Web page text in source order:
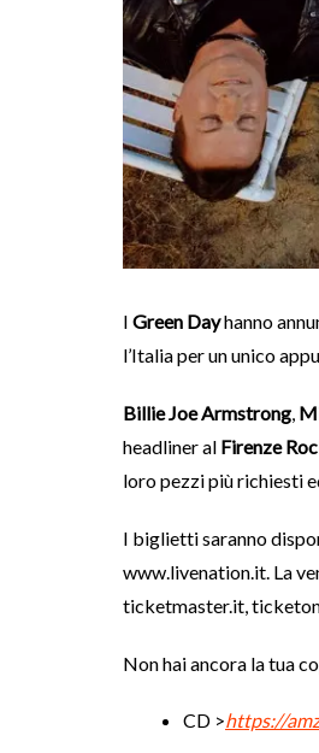
I Green Dayhanno
l’Italia per un unico
Billie Joe Armstrong,
headliner al Firenze
loro pezzi più richiesti
I biglietti saranno
www.livenation.it. La
ticketmaster.it,
Non hai ancora la tua
CD >https://